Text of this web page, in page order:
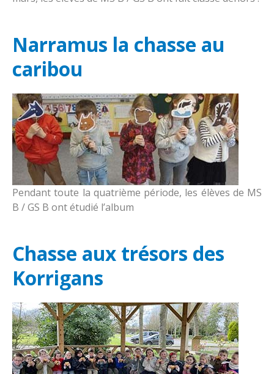
Narramus la chasse au
caribou
Pendant toute la quatrième période, les élèves de MS
B / GS B ont étudié l’album
Chasse aux trésors des
Korrigans